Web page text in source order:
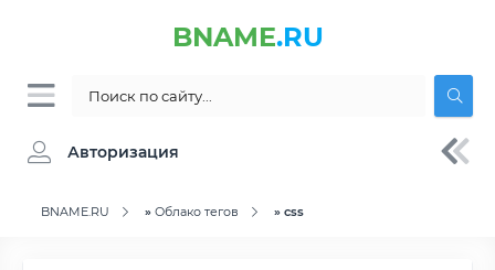
BNAME.RU
Авторизация
BNAME.RU » Облако тегов » css